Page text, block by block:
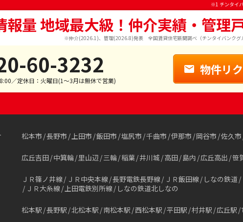
※1 チンタイ
報量 地域最大級！仲介実績・管理
※仲介(2026.1)、管理(2026.8)発表 全国賃貸住宅新聞調べ（チンタイバンクグル
60-3232
／定休日：火曜日(1～3月は無休で営業)
物件リ
松本市 長野市 上田市 飯田市 塩尻市 千曲市 伊那市 岡谷市 佐久市
広丘吉田 中箕輪 里山辺 三輪 稲葉 井川城 高田 島内 広丘高出 笹
ＪＲ篠ノ井線 ＪＲ中央本線 長野電鉄長野線 ＪＲ飯田線 しなの鉄道
ＪＲ大糸線 上田電鉄別所線 しなの鉄道北しなの
松本駅 長野駅 北松本駅 南松本駅 西松本駅 平田駅 村井駅 広丘駅